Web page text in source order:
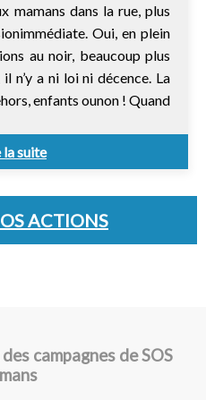
mamans dans la rue, plus
Oui, en plein
au noir, beaucoup plus
n’y a ni loi ni décence. La
enfants ounon ! Quand
la suite
ACTIONS
campagnes de SOS